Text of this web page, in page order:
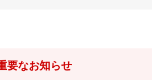
要なお知らせ